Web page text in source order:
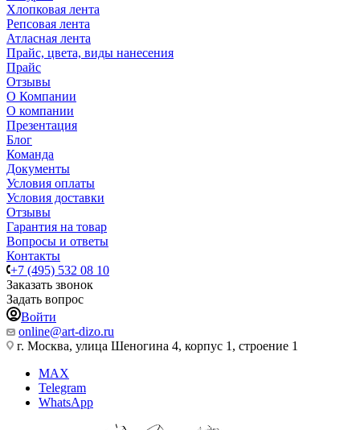
Хлопковая лента
Репсовая лента
Атласная лента
Прайс, цвета, виды нанесения
Прайс
Отзывы
О Компании
О компании
Презентация
Блог
Команда
Документы
Условия оплаты
Условия доставки
Отзывы
Гарантия на товар
Вопросы и ответы
Контакты
+7 (495) 532 08 10
Заказать звонок
Задать вопрос
Войти
online@art-dizo.ru
г. Москва, улица Шеногина 4, корпус 1, строение 1
MAX
Telegram
WhatsApp